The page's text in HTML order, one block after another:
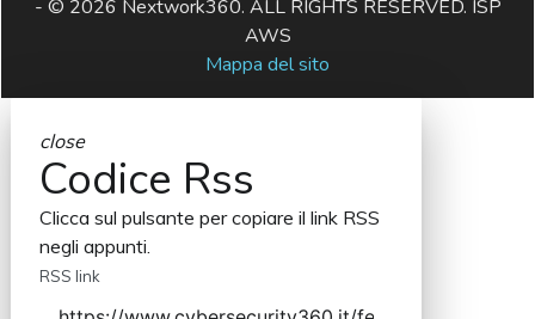
- © 2026 Nextwork360. ALL RIGHTS RESERVED. ISP
AWS
Mappa del sito
close
Codice Rss
Clicca sul pulsante per copiare il link RSS
negli appunti.
RSS link